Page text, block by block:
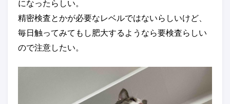
になったらしい。
精密検査とかが必要なレベルではないらしいけど、
毎日触ってみてもし肥大するようなら要検査らしい
ので注意したい。